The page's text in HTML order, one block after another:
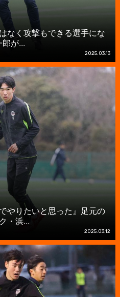
なく攻撃もできる選手にな
が...
2025.03.13
やりたいと思った』足元の
・浜...
2025.03.12